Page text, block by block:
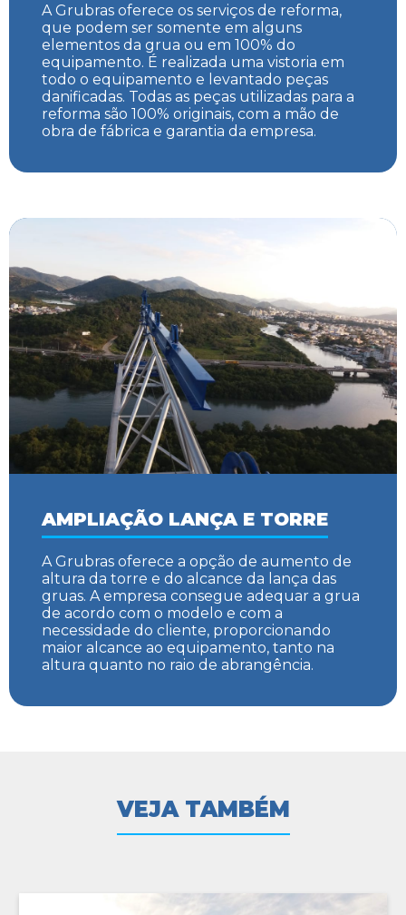
A Grubras oferece os serviços de reforma,
que podem ser somente em alguns
elementos da grua ou em 100% do
equipamento. É realizada uma vistoria em
todo o equipamento e levantado peças
danificadas. Todas as peças utilizadas para a
reforma são 100% originais, com a mão de
obra de fábrica e garantia da empresa.
AMPLIAÇÃO LANÇA E TORRE
A Grubras oferece a opção de aumento de
altura da torre e do alcance da lança das
gruas. A empresa consegue adequar a grua
de acordo com o modelo e com a
necessidade do cliente, proporcionando
maior alcance ao equipamento, tanto na
altura quanto no raio de abrangência.
VEJA TAMBÉM